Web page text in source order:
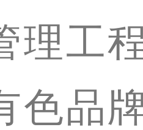
理工
色品